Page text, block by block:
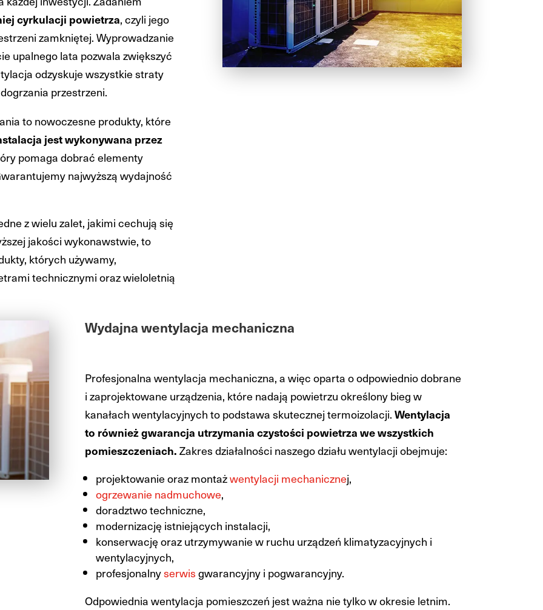
cyrkulacji powietrza, czyli jego
zamkniętej. Wyprowadzanie
upalnego lata pozwala zwiększyć
odzyskuje wszystkie straty
przestrzeni.
to nowoczesne produkty, które
jest wykonywana przez
pomaga dobrać elementy
najwyższą wydajność
z wielu zalet, jakimi cechują się
jakości wykonawstwie, to
których używamy,
technicznymi oraz wieloletnią
Wydajna wentylacja mechaniczna
Profesjonalna wentylacja mechaniczna, a więc oparta o odpowiednio dobrane
i zaprojektowane urządzenia, które nadają powietrzu określony bieg w
kanałach wentylacyjnych to podstawa skutecznej termoizolacji.Wentylacja
to również gwarancja utrzymania czystości powietrza we wszystkich
pomieszczeniach.Zakres działalności naszego działu wentylacji obejmuje:
projektowanie oraz montażwentylacji mechanicznej,
ogrzewanie nadmuchowe,
doradztwo techniczne,
modernizację istniejących instalacji,
konserwację oraz utrzymywanie w ruchu urządzeń klimatyzacyjnych i
wentylacyjnych,
profesjonalnyserwisgwarancyjny i pogwarancyjny.
Odpowiednia wentylacja pomieszczeń jest ważna nie tylko w okresie letnim.